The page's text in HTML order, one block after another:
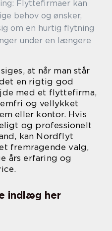
Flyttefirmaer kan
behov og ønsker,
om en hurtig flytning
under en længere
at når man står
en rigtig god
med et flyttefirma,
og vellykket
eller kontor. Hvis
og professionelt
kan Nordflyt
fremragende valg,
års erfaring og
indlæg her